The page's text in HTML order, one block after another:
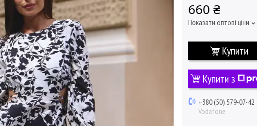
660 ₴
Показати оптові ціни
Купити
Купити з
+380 (50) 579-07-42
Vodafone